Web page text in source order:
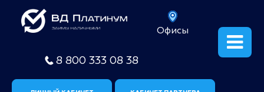
Офисы
8 800 333 08 38